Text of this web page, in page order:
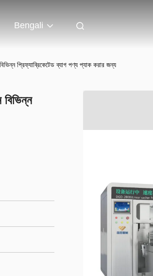
Bengali
প্রিফ্যাব্রিকেটেড ব্যাগ পণ্য প্যাক করার জন্য